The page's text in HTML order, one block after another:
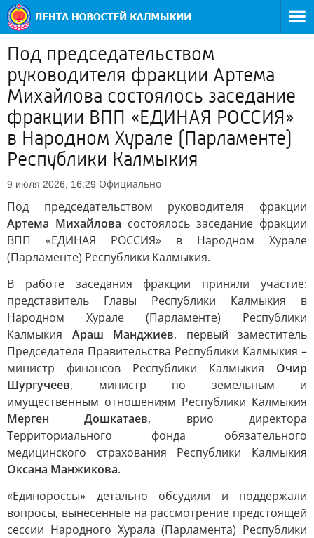
Под председательством
руководителя фракции Артема
Михайлова состоялось заседание
фракции ВПП «ЕДИНАЯ РОССИЯ»
в Народном Хурале (Парламенте)
Республики Калмыкия
9 июля 2026, 16:29 Официально
Под председательством руководителя фракции
Артема Михайлова состоялось заседание фракции
ВПП «ЕДИНАЯ РОССИЯ» в Народном Хурале
(Парламенте) Республики Калмыкия.
В работе заседания фракции приняли участие:
представитель Главы Республики Калмыкия в
Народном Хурале (Парламенте) Республики
Калмыкия Араш Манджиев, первый заместитель
Председателя Правительства Республики Калмыкия –
министр финансов Республики Калмыкия Очир
Шургучеев, министр по земельным и
имущественным отношениям Республики Калмыкия
Мерген Дошкатаев, врио директора
Территориального фонда обязательного
медицинского страхования Республики Калмыкия
Оксана Манжикова.
«Единороссы» детально обсудили и поддержали
вопросы, вынесенные на рассмотрение предстоящей
сессии Народного Хурала (Парламента) Республики